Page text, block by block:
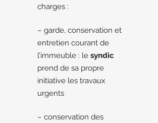
charges :
– garde, conservation et
entretien courant de
l’immeuble : le syndic
prend de sa propre
initiative les travaux
urgents
– conservation des